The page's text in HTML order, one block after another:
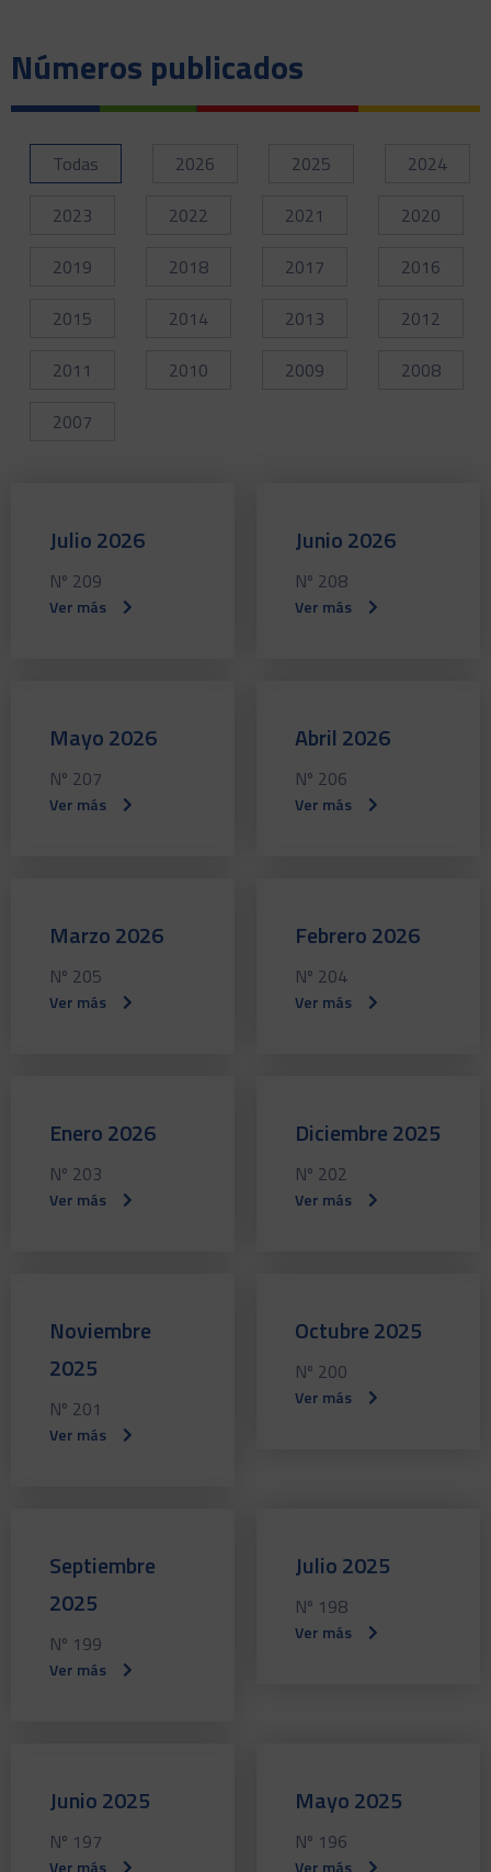
Números publicados
Todas 2026 2025
2024
2023
2022 2021
2020
2019
2018 2017
2016
2015
2014 2013
2012
2011
2010 2009
2008
2007
Julio 2026
Nº 209
Ver más
Junio 2026
Nº 208
Ver más
Mayo 2026
Nº 207
Ver más
Abril 2026
Nº 206
Ver más
Marzo 2026
Nº 205
Ver más
Febrero 2026
Nº 204
Ver más
Enero 2026
Nº 203
Ver más
Diciembre 2025
Nº 202
Ver más
Noviembre
2025
Nº 201
Ver más
Octubre 2025
Nº 200
Ver más
Septiembre
2025
Nº 199
Ver más
Julio 2025
Nº 198
Ver más
Junio 2025
Nº 197
Ver más
Mayo 2025
Nº 196
Ver más